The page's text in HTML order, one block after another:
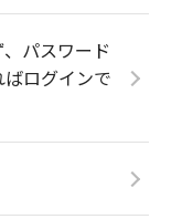
パスワード
ログインで